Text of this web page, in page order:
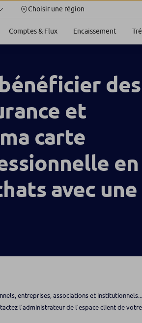
Choisir une région
Comptes & Flux Encaissement
des
et
carte
en
avec une
entreprises, associations et
l’administrateur de l’espace client de